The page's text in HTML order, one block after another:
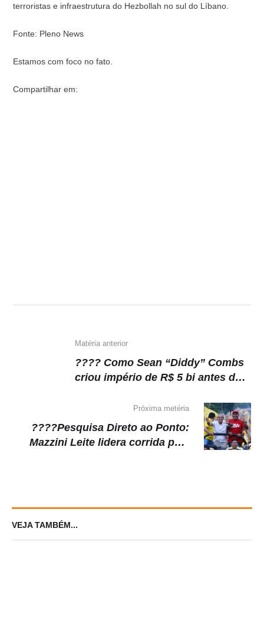
terroristas e infraestrutura do Hezbollah no sul do Líbano.
Fonte: Pleno News
Estamos com foco no fato.
Compartilhar em:
Matéria anterior
???? Como Sean “Diddy” Combs
criou império de R$ 5 bi antes de
Próxima metéria
????Pesquisa Direto ao Ponto:
Mazzini Leite lidera corrida pela
VEJA TAMBÉM...